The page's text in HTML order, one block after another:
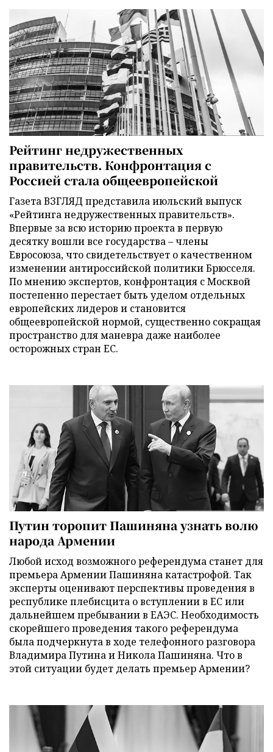
Рейтинг недружественных
правительств. Конфронтация с
Россией стала общеевропейской
Газета ВЗГЛЯД представила июльский выпуск
«Рейтинга недружественных правительств».
Впервые за всю историю проекта в первую
десятку вошли все государства – члены
Евросоюза, что свидетельствует о качественном
изменении антироссийской политики Брюсселя.
По мнению экспертов, конфронтация с Москвой
постепенно перестает быть уделом отдельных
европейских лидеров и становится
общеевропейской нормой, существенно сокращая
пространство для маневра даже наиболее
осторожных стран ЕС.
Путин торопит Пашиняна узнать волю
народа Армении
Любой исход возможного референдума станет для
премьера Армении Пашиняна катастрофой. Так
эксперты оценивают перспективы проведения в
республике плебисцита о вступлении в ЕС или
дальнейшем пребывании в ЕАЭС. Необходимость
скорейшего проведения такого референдума
была подчеркнута в ходе телефонного разговора
Владимира Путина и Никола Пашиняна. Что в
этой ситуации будет делать премьер Армении?